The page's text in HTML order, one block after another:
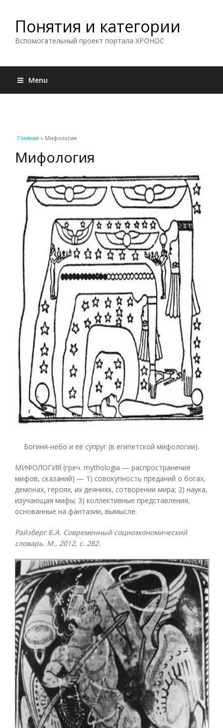
Понятия и категории
Вспомогательный проект портала ХРОНОС
Menu
Вы здесь
Главная » Мифология
Мифология
Богиня-небо и ее супруг (в египетской мифологии).
МИФОЛОГИЯ (греч. mythologia — распространение
мифов, сказаний) — 1) совокупность преданий о богах,
демонах, героях, их деяниях, сотворении мира; 2) наука,
изучающая мифы; 3) коллективные представления,
основанные на фантазии, вымысле.
Райзберг Б.А. Современный социоэкономический
словарь. М., 2012, с. 282.